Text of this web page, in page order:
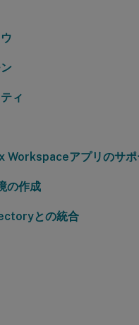
ィ
Workspaceアプリのサポ
の作成
との統合